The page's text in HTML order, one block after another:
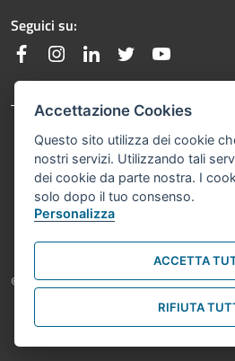
Seguici su:
FacebookInstagramLinkedin Twitter
Footer menuPrivacy
Note Legali
Footer: copyright
© Comune di Bologna 2021. Tutti i
Accettazione Cookies
Questo sito utilizza dei cookie
nostri servizi. Utilizzando tali
dei cookie da parte nostra. I
solo dopo il tuo consenso.
Personalizza
ACCETTA
RIFIUTA